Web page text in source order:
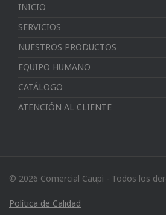
INICIO
SERVICIOS
NUESTROS PRODUCTOS
EQUIPO HUMANO
CATÁLOGO
ATENCIÓN AL CLIENTE
© 2026 Comercial Caupi - Todos los
Política de Calidad